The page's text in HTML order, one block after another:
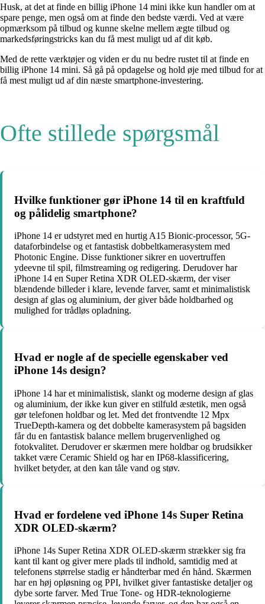
Husk, at det at finde en billig iPhone 14 mini ikke kun handler om at
spare penge, men også om at finde den bedste værdi. Ved at være
opmærksom på tilbud og kunne skelne mellem ægte tilbud og
markedsføringstricks kan du få mest muligt ud af dit køb.
Med de rette værktøjer og viden er du nu bedre rustet til at finde en
billig iPhone 14 mini. Så gå på opdagelse og hold øje med tilbud for at
få mest muligt ud af din næste smartphone-investering.
Ofte stillede spørgsmål
Hvilke funktioner gør iPhone 14 til en kraftfuld
og pålidelig smartphone?
iPhone 14 er udstyret med en hurtig A15 Bionic-processor, 5G-
dataforbindelse og et fantastisk dobbeltkamerasystem med
Photonic Engine. Disse funktioner sikrer en uovertruffen
ydeevne til spil, filmstreaming og redigering. Derudover har
iPhone 14 en Super Retina XDR OLED-skærm, der viser
blændende billeder i klare, levende farver, samt et minimalistisk
design af glas og aluminium, der giver både holdbarhed og
mulighed for trådløs opladning.
Hvad er nogle af de specielle egenskaber ved
iPhone 14s design?
iPhone 14 har et minimalistisk, slankt og moderne design af glas
og aluminium, der ikke kun giver en stilfuld æstetik, men også
gør telefonen holdbar og let. Med det frontvendte 12 Mpx
TrueDepth-kamera og det dobbelte kamerasystem på bagsiden
får du en fantastisk balance mellem brugervenlighed og
fotokvalitet. Derudover er skærmen mere holdbar og brudsikker
takket være Ceramic Shield og har en IP68-klassificering,
hvilket betyder, at den kan tåle vand og støv.
Hvad er fordelene ved iPhone 14s Super Retina
XDR OLED-skærm?
iPhone 14s Super Retina XDR OLED-skærm strækker sig fra
kant til kant og giver mere plads til indhold, samtidig med at
telefonens størrelse stadig er håndterbar med én hånd. Skærmen
har en høj opløsning og PPI, hvilket giver fantastiske detaljer og
dybe sorte farver. Med True Tone- og HDR-teknologierne